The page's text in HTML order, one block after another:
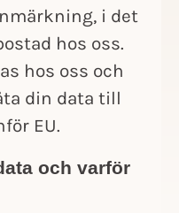
i det
hos oss.
hos oss och
din data till
EU.
och varför